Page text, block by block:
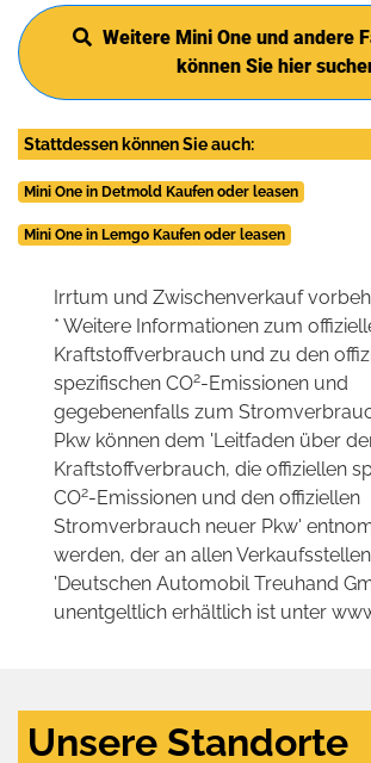
Weitere Mini One und andere
können Sie hier
Stattdessen können Sie auch:
Mini One in Detmold Kaufen oder leasen
Mini One in Lemgo Kaufen oder leasen
Irrtum und Zwischenverkauf
* Weitere Informationen zum
Kraftstoffverbrauch und zu den
spezifischen CO2-Emissionen und
gegebenenfalls zum
Pkw können dem 'Leitfaden über
Kraftstoffverbrauch, die offiziellen
CO2-Emissionen und den offiziellen
Stromverbrauch neuer Pkw'
werden, der an allen
'Deutschen Automobil Treuhand
unentgeltlich erhältlich ist unter
Unsere Standorte